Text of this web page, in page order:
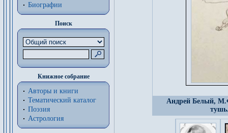
Биографии
Поиск
Книжное собрание
Авторы и книги
Тематический каталог
Поэзия
Астрология
Андрей Белый,